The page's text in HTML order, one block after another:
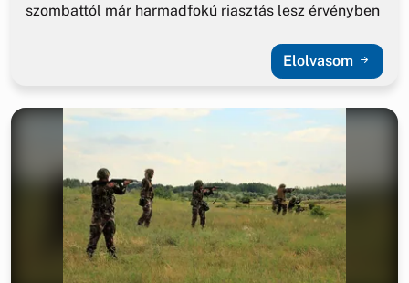
szombattól már harmadfokú riasztás lesz érvényben
Elolvasom